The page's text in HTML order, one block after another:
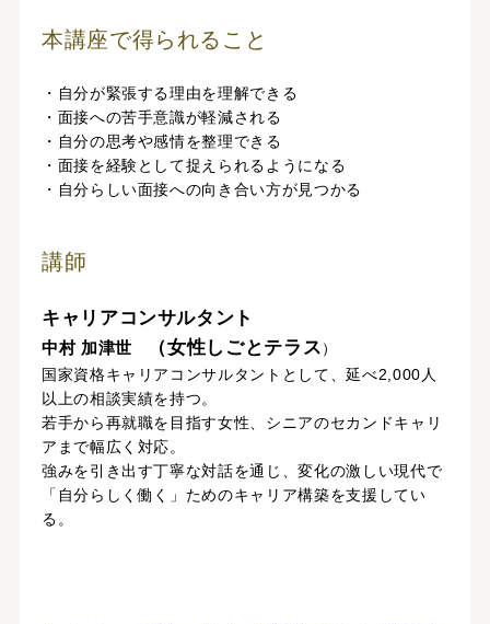
本講座で得られること
・自分が緊張する理由を理解できる
・面接への苦手意識が軽減される
・自分の思考や感情を整理できる
・面接を経験として捉えられるようになる
・自分らしい面接への向き合い方が見つかる
講師
キャリアコンサルタント
中村 加津世 （女性しごとテラス）
国家資格キャリアコンサルタントとして、延べ2,000人
以上の相談実績を持つ。
若手から再就職を目指す女性、シニアのセカンドキャリ
アまで幅広く対応。
強みを引き出す丁寧な対話を通じ、変化の激しい現代で
「自分らしく働く」ためのキャリア構築を支援してい
る。